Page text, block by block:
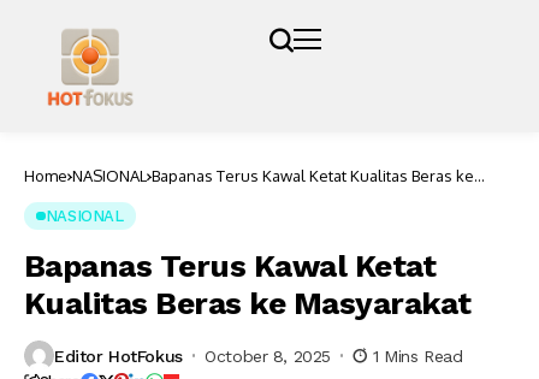
Home NASIONAL Bapanas Terus Kawal Ketat Kualitas Beras ke
NASIONAL
Bapanas Terus Kawal Ketat
Kualitas Beras ke Masyarakat
Editor HotFokus October 8, 2025 1 Mins Read